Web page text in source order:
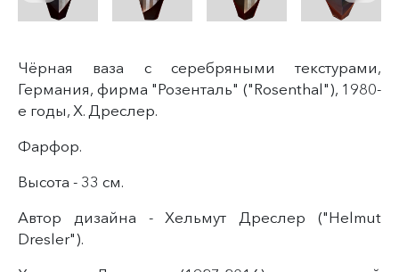
Чёрная ваза с серебряными текстурами,
Германия, фирма "Розенталь" ("Rosenthal"), 1980-
е годы, Х. Дреслер.
Фарфор.
Высота - 33 см.
Автор дизайна - Хельмут Дреслер ("Helmut
Dresler").